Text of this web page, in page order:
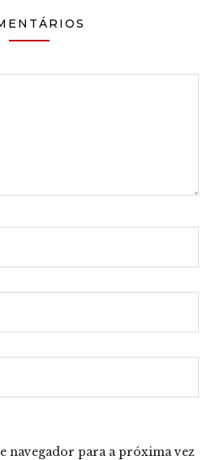
navegador para a próxima vez